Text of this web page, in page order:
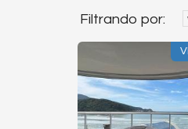
Filtrando por: